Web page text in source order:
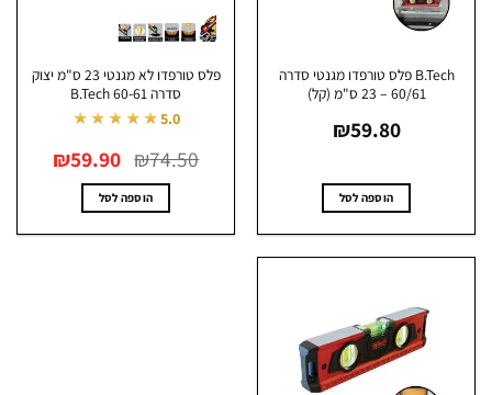
B.Tech פלס טורפדו מגנטי סדרה
₪59.80
הוספה לסל
פלס טורפדו לא מגנטי 23 ס"מ יצוק
★★★★★
₪74.50 המקורי
היה:
₪74.50.
₪59.90 הנוכחי
הוא:
₪59.90.
הוספה לסל